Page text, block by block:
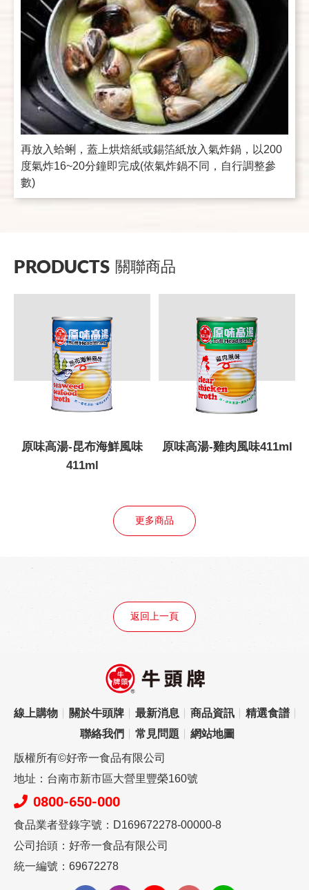
再放入蛤蜊，蓋上烘焙紙或錫箔紙放入氣炸鍋，以200
度氣炸16~20分鐘即完成(依氣炸鍋不同，自行調整參
數)
PRODUCTS 關聯商品
原味高湯-昆布海鮮風味
411ml
原味高湯-雞肉風味411ml
更多商品
返回上一頁
線上購物 關於牛頭牌 最新消息 商品資訊
精選食譜
聯絡我們
常見問題 網站地圖
版權所有©好帝一食品有限公司
地址：台南市新市區大營里豐榮160號
0800-650-000
食品業者登錄字號：D169672278-00000-8
公司抬頭：好帝一食品有限公司
統一編號：69672278